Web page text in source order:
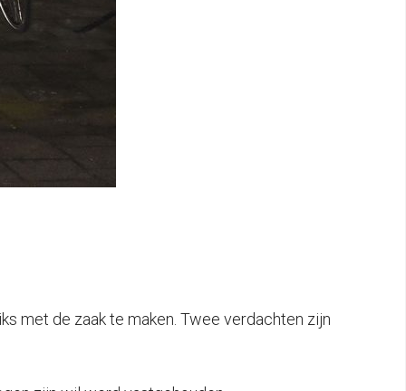
met de zaak te maken. Twee verdachten zijn